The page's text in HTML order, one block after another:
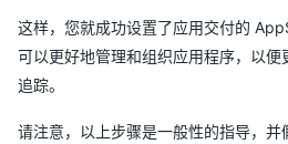
这样，您就成功设置了应用交付的
可以更好地管理和组织应用程序，以
追踪。
请注意，以上步骤是一般性的指导，